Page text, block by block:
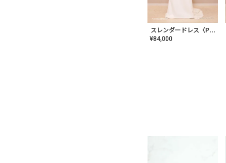
スレンダードレス〈PD-WDOR-2110〉
¥84,000